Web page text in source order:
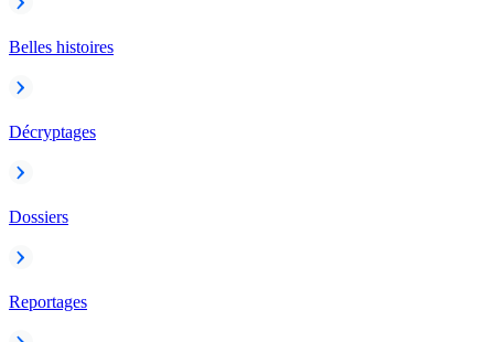
Belles histoires
Décryptages
Dossiers
Reportages